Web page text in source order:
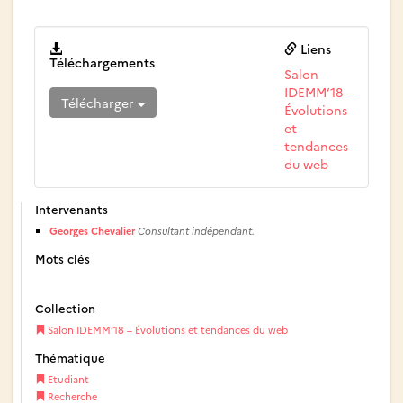
Téléchargements
Télécharger
Liens
Salon
IDEMM’18 –
Évolutions
et
tendances
du web
Intervenants
Georges Chevalier Consultant indépendant.
Mots clés
Collection
Salon IDEMM’18 – Évolutions et tendances du web
Thématique
Etudiant
Recherche